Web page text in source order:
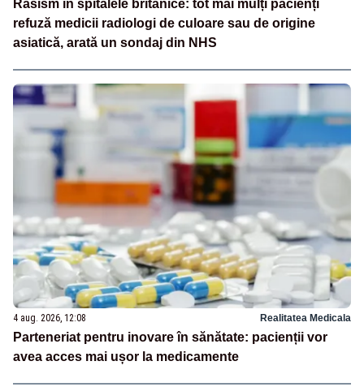
Rasism în spitalele britanice: tot mai mulți pacienți
refuză medicii radiologi de culoare sau de origine
asiatică, arată un sondaj din NHS
4 aug. 2026, 12:08 Realitatea Medicala
Parteneriat pentru inovare în sănătate: pacienții vor
avea acces mai ușor la medicamente